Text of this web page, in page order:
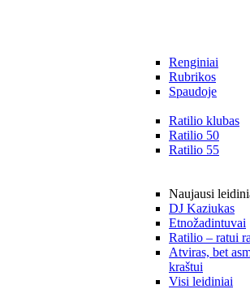
Renginiai
Rubrikos
Spaudoje
Ratilio klubas
Ratilio 50
Ratilio 55
Naujausi
DJ Kaziukas
Etnožadintuvai
Ratilio – ratui
Atviras, bet
kraštui
Visi leidiniai